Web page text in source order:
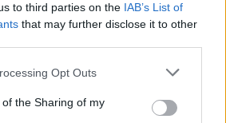
to third parties on the IAB’s List of
that may further disclose it to other
Opt Outs
the Sharing of my
που βγαίνουν στις
μαύρη κωμωδία αλλά και
ένα συμπαθέστατο έφηβο